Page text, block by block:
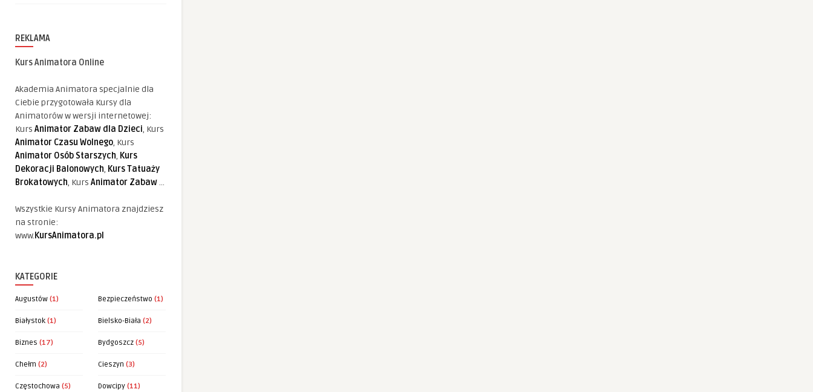
REKLAMA
Kurs Animatora Online
Akademia Animatora specjalnie dla
Ciebie przygotowała Kursy dla
Animatorów w wersji internetowej:
Kurs Animator Zabaw dla Dzieci, Kurs
Animator Czasu Wolnego, Kurs
Animator Osób Starszych, Kurs
Dekoracji Balonowych, Kurs Tatuaży
Brokatowych, Kurs Animator Zabaw...
Wszystkie Kursy Animatora znajdziesz
na stronie:
www.KursAnimatora.pl
KATEGORIE
Augustów (1) Bezpieczeństwo (1)
Białystok (1) Bielsko-Biała (2)
Biznes (17) Bydgoszcz (5)
Chełm (2) Cieszyn (3)
Częstochowa (5) Dowcipy (11)